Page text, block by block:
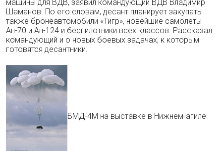
машины для ВДВ, заявил командующий ВДВ Владимир
Шаманов. По его словам, десант планирует закупать
также бронеавтомобили «Тигр», новейшие самолеты
Ан-70 и Ан-124 и беспилотники всех классов. Рассказал
командующий и о новых боевых задачах, к которым
готовятся десантники.
БМД-4М на выставке в Нижнем-агиле